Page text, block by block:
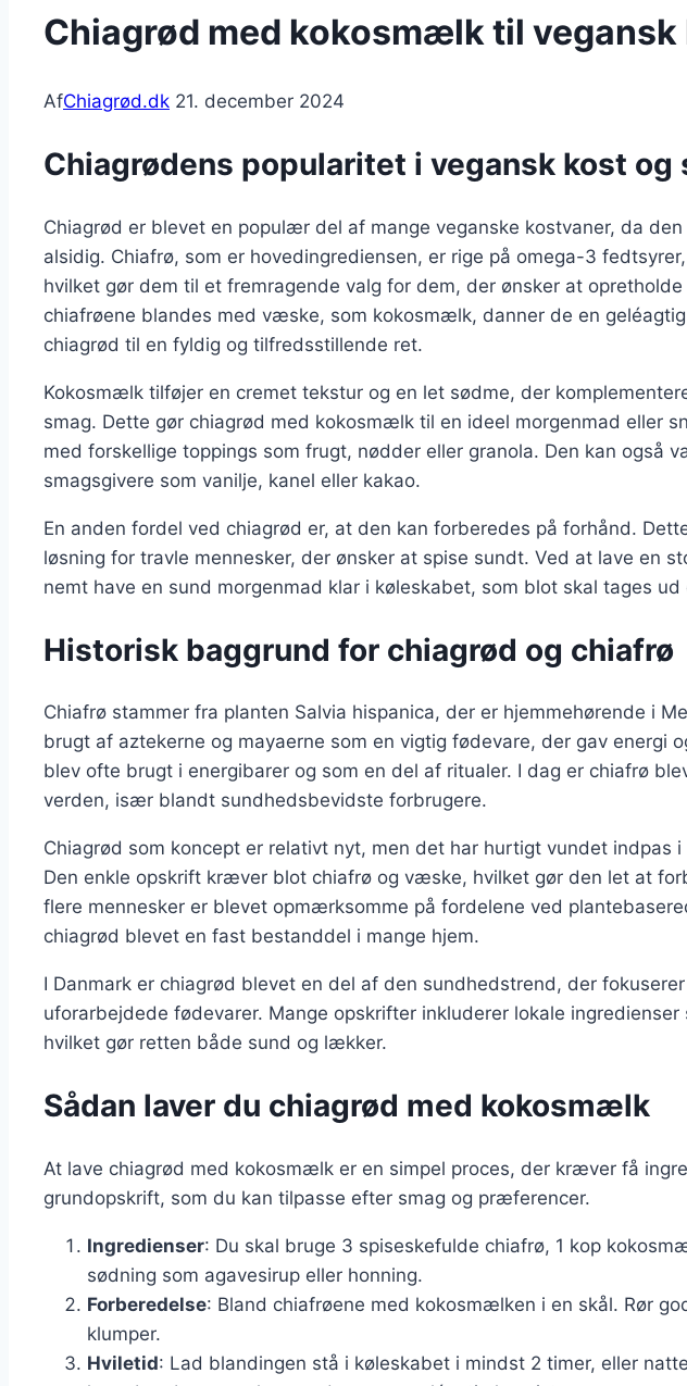
Chiagrød med kokosmælk til vegansk
AfChiagrød.dk 21. december 2024
Chiagrødens popularitet i vegansk kost og
Chiagrød er blevet en populær del af mange veganske kostvaner, da
alsidig. Chiafrø, som er hovedingrediensen, er rige på omega-3
hvilket gør dem til et fremragende valg for dem, der ønsker at
chiafrøene blandes med væske, som kokosmælk, danner de en
chiagrød til en fyldig og tilfredsstillende ret.
Kokosmælk tilføjer en cremet tekstur og en let sødme, der
smag. Dette gør chiagrød med kokosmælk til en ideel morgenmad eller
med forskellige toppings som frugt, nødder eller granola. Den kan også
smagsgivere som vanilje, kanel eller kakao.
En anden fordel ved chiagrød er, at den kan forberedes på forhånd.
løsning for travle mennesker, der ønsker at spise sundt. Ved at lave en
nemt have en sund morgenmad klar i køleskabet, som blot skal tages ud
Historisk baggrund for chiagrød og chiafrø
Chiafrø stammer fra planten Salvia hispanica, der er hjemmehørende i
brugt af aztekerne og mayaerne som en vigtig fødevare, der gav energi
blev ofte brugt i energibarer og som en del af ritualer. I dag er chiafrø
verden, især blandt sundhedsbevidste forbrugere.
Chiagrød som koncept er relativt nyt, men det har hurtigt vundet indpas i
Den enkle opskrift kræver blot chiafrø og væske, hvilket gør den let at
flere mennesker er blevet opmærksomme på fordelene ved
chiagrød blevet en fast bestanddel i mange hjem.
I Danmark er chiagrød blevet en del af den sundhedstrend, der
uforarbejdede fødevarer. Mange opskrifter inkluderer lokale
hvilket gør retten både sund og lækker.
Sådan laver du chiagrød med kokosmælk
At lave chiagrød med kokosmælk er en simpel proces, der kræver få
grundopskrift, som du kan tilpasse efter smag og præferencer.
Ingredienser: Du skal bruge 3 spiseskefulde chiafrø, 1 kop
sødning som agavesirup eller honning.
Forberedelse: Bland chiafrøene med kokosmælken i en skål. Rør
klumper.
Hviletid: Lad blandingen stå i køleskabet i mindst 2 timer, eller